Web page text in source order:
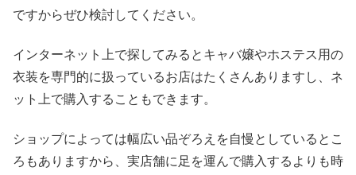
ですからぜひ検討してください。
インターネット上で探してみるとキャバ嬢やホステス用の
衣装を専門的に扱っているお店はたくさんありますし、ネ
ット上で購入することもできます。
ショップによっては幅広い品ぞろえを自慢としているとこ
ろもありますから、実店舗に足を運んで購入するよりも時